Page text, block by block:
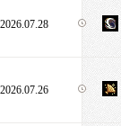
2026.07.28
2026.07.26